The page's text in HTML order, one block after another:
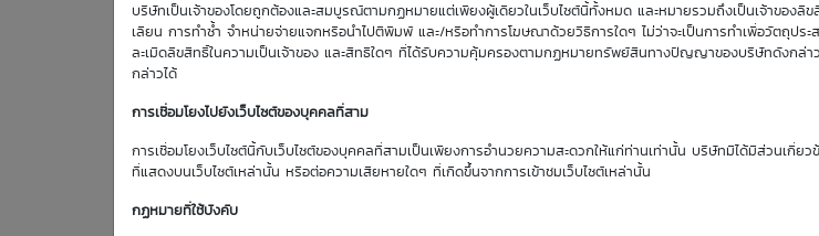
บริษัทเป็นเจ้าของโดยถูกต้องและสมบูรณ์ตามกฏหมายแต่เพียงผู้เดียวในเว็บไซต์นี้ทั้งหมด และหมายรวมถึงเป็นเจ้าของลิ
เลียน การทำซ้ำ จำหน่ายจ่ายแจกหรือนำไปตีพิมพ์ และ/หรือทำการโฆษณาด้วยวิธีการใดๆ ไม่ว่าจะเป็นการทำเพื่อวัตถุ
ละเมิดลิขสิทธิ์ในความเป็นเจ้าของ และสิทธิใดๆ ที่ได้รับความคุ้มครองตามกฏหมายทรัพย์สินทางปัญญาของบริษัทดังกล่
กล่าวได้
การเชื่อมโยงไปยังเว็บไซต์ของบุคคลที่สาม
การเชื่อมโยงเว็บไซต์นี้กับเว็บไซต์ของบุคคลที่สามเป็นเพียงการอำนวยความสะดวกให้แก่ท่านเท่านั้น บริษัทมิได้มีส่วนเกี่
ที่แสดงบนเว็บไซต์เหล่านั้น หรือต่อความเสียหายใดๆ ที่เกิดขึ้นจากการเข้าชมเว็บไซต์เหล่านั้น
กฏหมายที่ใช้บังคับ
ตารางเสนอซื้อคืนเบื้องต้นของ DW01*
ราคาเสนอซื้อคืนเบื้องต้นของ
PTTGC
Bid | Offer